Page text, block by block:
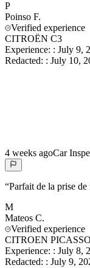
P
Poinso F.
Verified experience
CITROËN C3
Experience: : July 9,
Redacted: : July 10,
4 weeks agoCar
“Parfait de la prise
M
Mateos C.
Verified experience
CITROEN
Experience: : July 8,
Redacted: : July 9,